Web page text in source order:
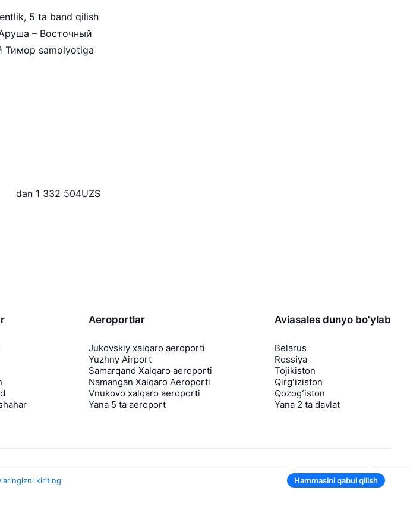
5 ta band qilish
– Восточный
Тимор samolyotiga
dan 1 332 504UZS
Aeroportlar
Jukovskiy xalqaro aeroporti
Yuzhny Airport
Samarqand Xalqaro aeroporti
Namangan Xalqaro Aeroporti
Vnukovo xalqaro aeroporti
Yana 5 ta aeroport
Aviasales dunyo bo'ylab
Belarus
Rossiya
Tojikiston
Qirgʻiziston
Qozogʻiston
Yana 2 ta davlat
kiriting Hammasini qabul qilish